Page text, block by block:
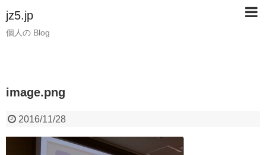
jz5.jp
個人の Blog
image.png
2016/11/28